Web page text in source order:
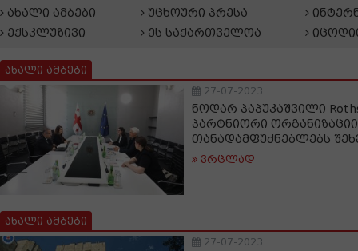
ახალი ამბები
ექსკლუზივი
უცხოური პრესა
ეს საქართველოა
ახალი ამბები
27-07-2023
ნოდარ პაპუკაშვილი
პარტნიორი
თანადამფუძნებლებს
ვრცლად
ახალი ამბები
27-07-2023